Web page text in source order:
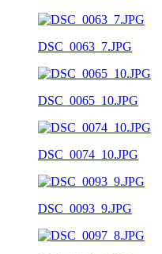
DSC_0063_7.JPG
DSC_0065_10.JPG
DSC_0074_10.JPG
DSC_0093_9.JPG